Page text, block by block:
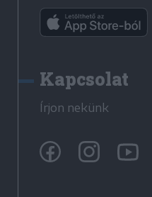
Kapcsolat
Írjon nekünk